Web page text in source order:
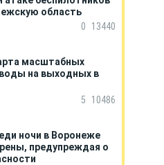
область
0
13440
масштабных
на выходных в
5
10486
ночи в Воронеже
предупреждая о